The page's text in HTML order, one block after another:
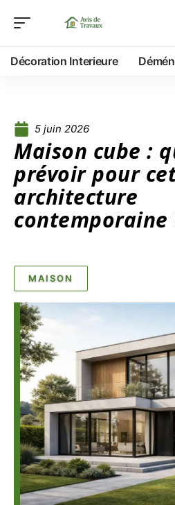
Décoration Interieure
5 juin 2026
Maison cube :
prévoir pour
architecture
contemporaine
MAISON